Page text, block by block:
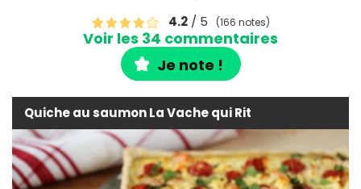
4.2/ 5 (166 notes)
Voir les 34 commentaires
Je note !
Quiche au saumon La Vache qui Rit